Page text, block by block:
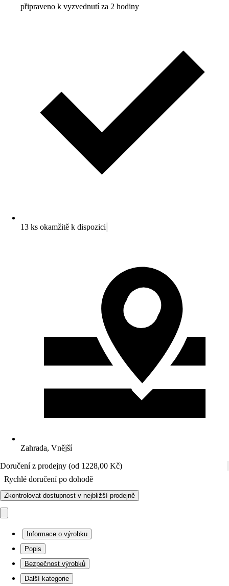
připraveno k vyzvednutí za 2 hodiny
13 ks okamžitě k dispozici
Zahrada, Vnější
Doručení z prodejny (od 1228,00 Kč)
Rychlé doručení po dohodě
Zkontrolovat dostupnost v nejbližší prodejně
Informace o výrobku
Popis
Bezpečnost výrobků
Další kategorie